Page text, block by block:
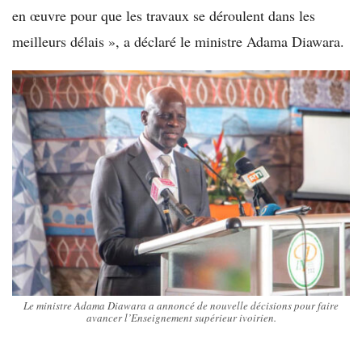
en œuvre pour que les travaux se déroulent dans les
meilleurs délais », a déclaré le ministre Adama Diawara.
Le ministre Adama Diawara a annoncé de nouvelle décisions pour faire
avancer l’Enseignement supérieur ivoirien.